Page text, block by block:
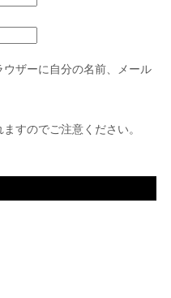
ザーに自分の名前、メール
すのでご注意ください。